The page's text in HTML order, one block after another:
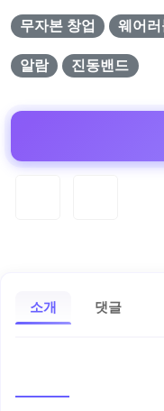
무자본 창업 웨어러
알람 진동밴드
소개 댓글